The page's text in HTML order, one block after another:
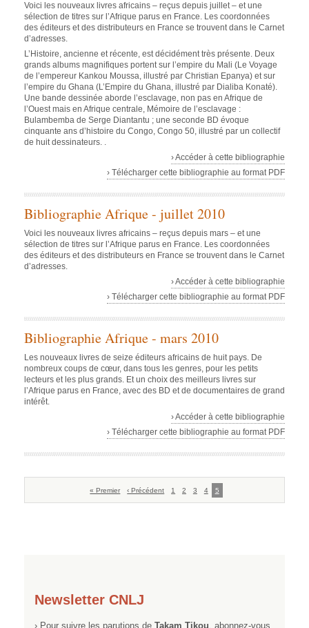
Voici les nouveaux livres africains – reçus depuis juillet – et une
sélection de titres sur l’Afrique parus en France. Les coordonnées
des éditeurs et des distributeurs en France se trouvent dans le Carnet
d’adresses.
L’Histoire, ancienne et récente, est décidément très présente. Deux
grands albums magnifiques portent sur l’empire du Mali (Le Voyage
de l’empereur Kankou Moussa, illustré par Christian Epanya) et sur
l’empire du Ghana (L’Empire du Ghana, illustré par Dialiba Konaté).
Une bande dessinée aborde l’esclavage, non pas en Afrique de
l’Ouest mais en Afrique centrale, Mémoire de l’esclavage :
Bulambemba de Serge Diantantu ; une seconde BD évoque
cinquante ans d’histoire du Congo, Congo 50, illustré par un collectif
de huit dessinateurs. .
› Accéder à cette bibliographie
› Télécharger cette bibliographie au format PDF
Bibliographie Afrique - juillet 2010
Voici les nouveaux livres africains – reçus depuis mars – et une
sélection de titres sur l’Afrique parus en France. Les coordonnées
des éditeurs et des distributeurs en France se trouvent dans le Carnet
d’adresses.
› Accéder à cette bibliographie
› Télécharger cette bibliographie au format PDF
Bibliographie Afrique - mars 2010
Les nouveaux livres de seize éditeurs africains de huit pays. De
nombreux coups de cœur, dans tous les genres, pour les petits
lecteurs et les plus grands. Et un choix des meilleurs livres sur
l’Afrique parus en France, avec des BD et de documentaires de grand
intérêt.
› Accéder à cette bibliographie
› Télécharger cette bibliographie au format PDF
Première
« Premier
Page
‹ Précédent Page
1 Page
2 Page
3 Page
4
Page
5
Newsletter CNLJ
› Pour suivre les parutions de Takam Tikou , abonnez-vous